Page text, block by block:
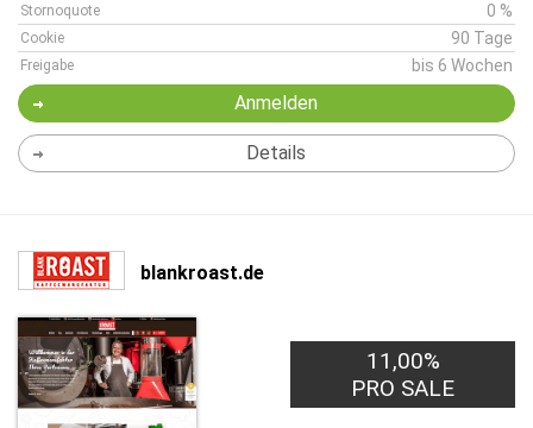
Stornoquote 0 %
Cookie 90 Tage
Freigabe bis 6 Wochen
Anmelden
Details
blankroast.de
11,00%
PRO SALE